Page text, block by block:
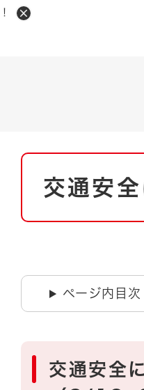
ボラン
本
交通安
ページ内目次
交通安全